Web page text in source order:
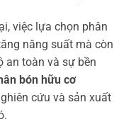
việc lựa chọn phân
năng suất mà còn
an toàn và sự bền
bón hữu cơ
cứu và sản xuất